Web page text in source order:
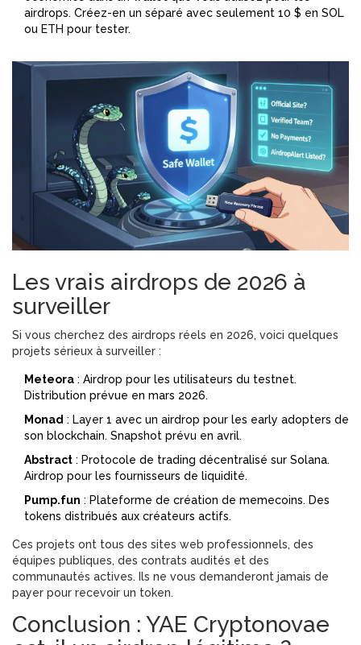
airdrops. Créez-en un séparé avec seulement 10 $ en SOL
ou ETH pour tester.
Les vrais airdrops de 2026 à
surveiller
Si vous cherchez des airdrops réels en 2026, voici quelques
projets sérieux à surveiller :
Meteora : Airdrop pour les utilisateurs du testnet.
Distribution prévue en mars 2026.
Monad : Layer 1 avec un airdrop pour les early adopters de
son blockchain. Snapshot prévu en avril.
Abstract : Protocole de trading décentralisé sur Solana.
Airdrop pour les fournisseurs de liquidité.
Pump.fun : Plateforme de création de memecoins. Des
tokens distribués aux créateurs actifs.
Ces projets ont tous des sites web professionnels, des
équipes publiques, des contrats audités et des
communautés actives. Ils ne vous demanderont jamais de
payer pour recevoir un token.
Conclusion : YAE Cryptonovae